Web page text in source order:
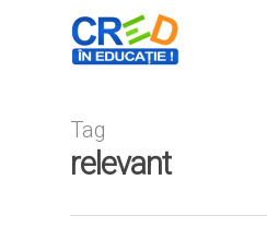
Hit enter to search or ESC
Tag
relevant